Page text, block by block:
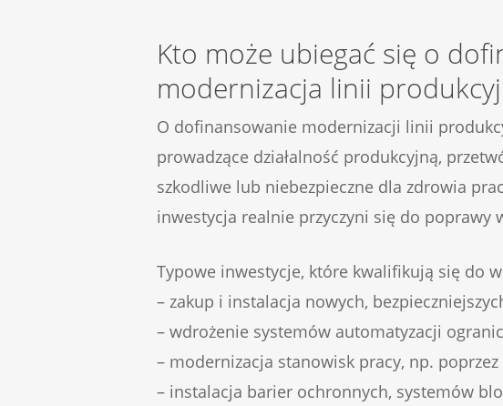
Kto może ubiegać się o
modernizacja linii
O dofinansowanie modernizacji linii
prowadzące działalność produkcyjną,
szkodliwe lub niebezpieczne dla zdrowia
inwestycja realnie przyczyni się do poprawy
Typowe inwestycje, które kwalifikują się do
– zakup i instalacja nowych,
– wdrożenie systemów automatyzacji
– modernizacja stanowisk pracy, np.
– instalacja barier ochronnych, systemów